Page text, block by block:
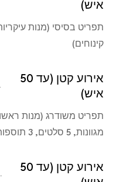
איש)
קינוחים)
אירוע קטן (עד 50
איש)
תפריט משודרג (מנות
מגוונות, 5 סלטים, 3 תוספות, קינוחים)
אירוע קטן (עד 50